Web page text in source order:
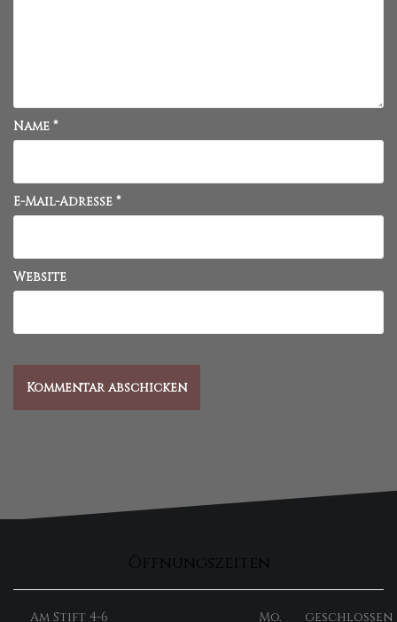
Name *
E-Mail-Adresse *
Website
Öffnungszeiten
Mo. geschlossen
Am Stift 4-6